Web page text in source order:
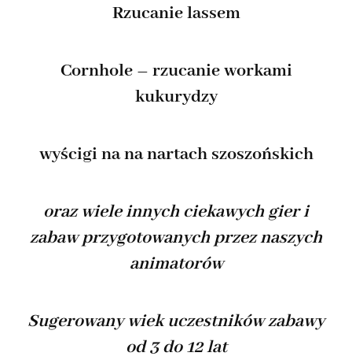
Rzucanie lassem
Cornhole – rzucanie workami
kukurydzy
wyścigi na na nartach szoszońskich
oraz wiele innych ciekawych gier i
zabaw przygotowanych przez naszych
animatorów
Sugerowany wiek uczestników zabawy
od 3 do 12 lat